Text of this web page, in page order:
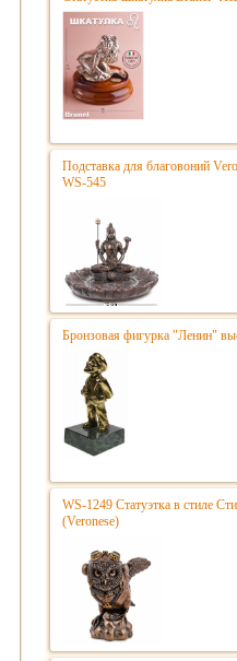
Подставка для благовоний
WS-545
Бронзовая фигурка "Ленин"
WS-1249 Статуэтка в стиле
(Veronese)